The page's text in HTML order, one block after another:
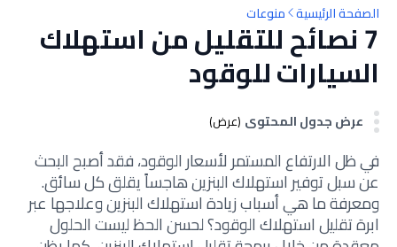
الصفحة الرئيسية منوعات
7 نصائح للتقليل من استهلاك
السيارات للوقود
عرض جدول المحتوى (عرض)
في ظل الارتفاع المستمر لأسعار الوقود، فقد أصبح البحث
عن سبل توفير استهلاك البنزين هاجساً يقلق كل سائق.
ومعرفة ما هي أسباب زيادة استهلاك البنزين وعلاجها عبر
ابرة تقليل استهلاك الوقود؟ لحسن الحظ ليست الحلول